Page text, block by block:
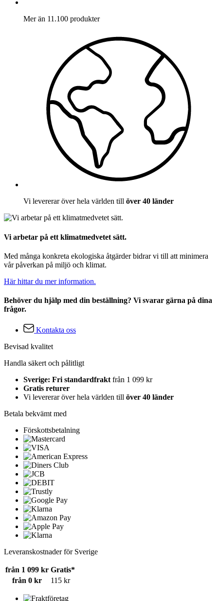
Mer än 11.100 produkter
Vi levererar över hela världen till över 40 länder
Vi arbetar på ett klimatmedvetet sätt.
Med många konkreta ekologiska åtgärder bidrar vi till att minimera
vår påverkan på miljö och klimat.
Här hittar du mer information.
Behöver du hjälp med din beställning? Vi svarar gärna på dina
frågor.
Kontakta oss
Bevisad kvalitet
Handla säkert och pålitligt
Sverige: Fri standardfraktfrån 1 099 kr
Gratis returer
Vi levererar över hela världen till över 40 länder
Betala bekvämt med
Förskottsbetalning
Leveranskostnader för Sverige
från 1 099 kr Gratis*
från 0 kr
115 kr